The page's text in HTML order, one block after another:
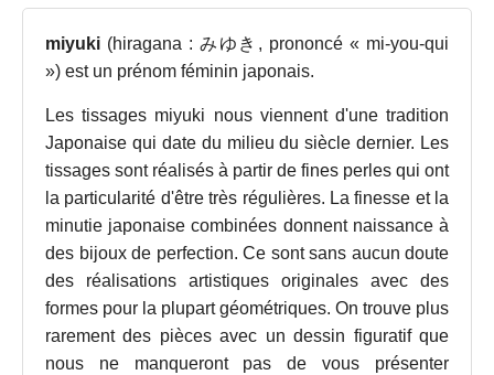
miyuki (hiragana : みゆき, prononcé « mi-you-qui
») est un prénom féminin japonais.
Les tissages miyuki nous viennent d'une tradition
Japonaise qui date du milieu du siècle dernier. Les
tissages sont réalisés à partir de fines perles qui ont
la particularité d'être très régulières. La finesse et la
minutie japonaise combinées donnent naissance à
des bijoux de perfection. Ce sont sans aucun doute
des réalisations artistiques originales avec des
formes pour la plupart géométriques. On trouve plus
rarement des pièces avec un dessin figuratif que
nous ne manqueront pas de vous présenter